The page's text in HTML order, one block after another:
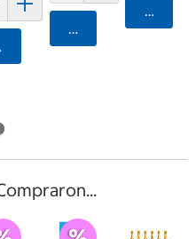
Agregar